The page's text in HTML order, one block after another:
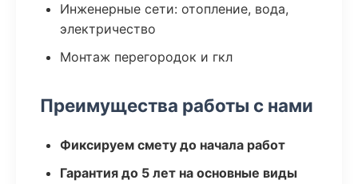
Инженерные сети: отопление, вода,
электричество
Монтаж перегородок и гкл
Преимущества работы с нами
Фиксируем смету до начала работ
Гарантия до 5 лет на основные виды